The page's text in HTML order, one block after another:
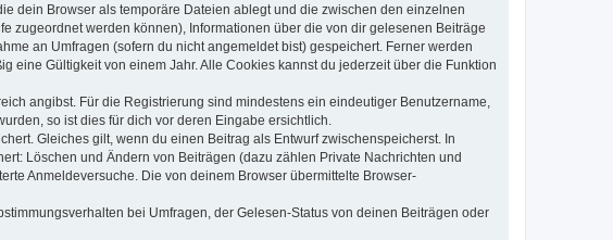
dein Browser als temporäre Dateien ablegt und die zwischen den einzelnen
zugeordnet werden können), Informationen über die von dir gelesenen Beiträge
an Umfragen (sofern du nicht angemeldet bist) gespeichert. Ferner werden
Gültigkeit von einem Jahr. Alle Cookies kannst du jederzeit über die Funktion
angibst. Für die Registrierung sind mindestens ein eindeutiger Benutzername,
so ist dies für dich vor deren Eingabe ersichtlich.
Gleiches gilt, wenn du einen Beitrag als Entwurf zwischenspeicherst. In
Löschen und Ändern von Beiträgen (dazu zählen Private Nachrichten und
Anmeldeversuche. Die von deinem Browser übermittelte Browser-
bei Umfragen, der Gelesen-Status von deinen Beiträgen oder